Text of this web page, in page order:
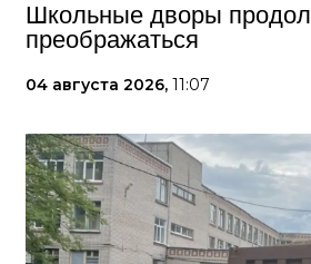
Школьные дворы
преображаться
04 августа 2026, 11:07